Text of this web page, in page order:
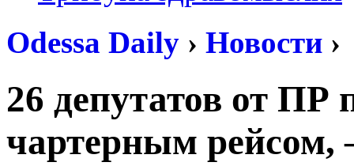
Odessa Daily › Новости ›
26 депутатов от
чартерным